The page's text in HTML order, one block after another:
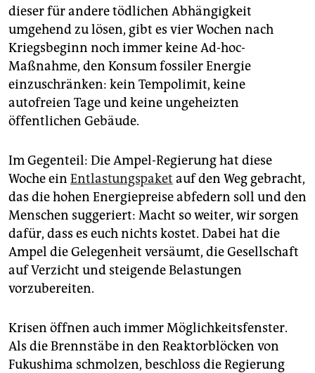
dieser für andere tödlichen Abhängigkeit
umgehend zu lösen, gibt es vier Wochen nach
Kriegsbeginn noch immer keine Ad-hoc-
Maßnahme, den Konsum fossiler Energie
einzuschränken: kein Tempolimit, keine
autofreien Tage und keine ungeheizten
öffentlichen Gebäude.
Im Gegenteil: Die Ampel-Regierung hat diese
Woche ein Entlastungspaket auf den Weg gebracht,
das die hohen Energiepreise abfedern soll und den
Menschen suggeriert: Macht so weiter, wir sorgen
dafür, dass es euch nichts kostet. Dabei hat die
Ampel die Gelegenheit versäumt, die Gesellschaft
auf Verzicht und steigende Belastungen
vorzubereiten.
Krisen öffnen auch immer Möglichkeitsfenster.
Als die Brennstäbe in den Reaktorblöcken von
Fukushima schmolzen, beschloss die Regierung